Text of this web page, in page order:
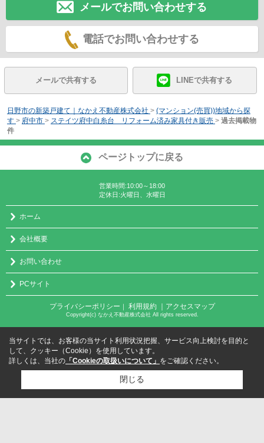
メールでお問い合わせする
電話でお問い合わせする
メールで共有する LINEで共有する
日野市の新築戸建て｜なかえ不動産株式会社 > (マンション(売買))地域から探
す > 府中市 > ステイツ府中白糸台 リフォーム済み家具付き販売 > 過去掲載物
件
ページトップに戻る
営業時間:10:00～18:00
定休日:火曜日、水曜日
ホーム
会社概要
お問い合わせ
PCサイト
プライバシーポリシー ｜ 利用規約 ｜アクセスマップ
Copyright(c) なかえ不動産株式会社 All rights reserved.
当サイトでは、お客様の当サイト利用状況把握、サービス向上検討を目的と
して、クッキー（Cookie）を使用しています。
詳しくは、当社の 「Cookieの取扱いについて」 をご確認ください。
閉じる